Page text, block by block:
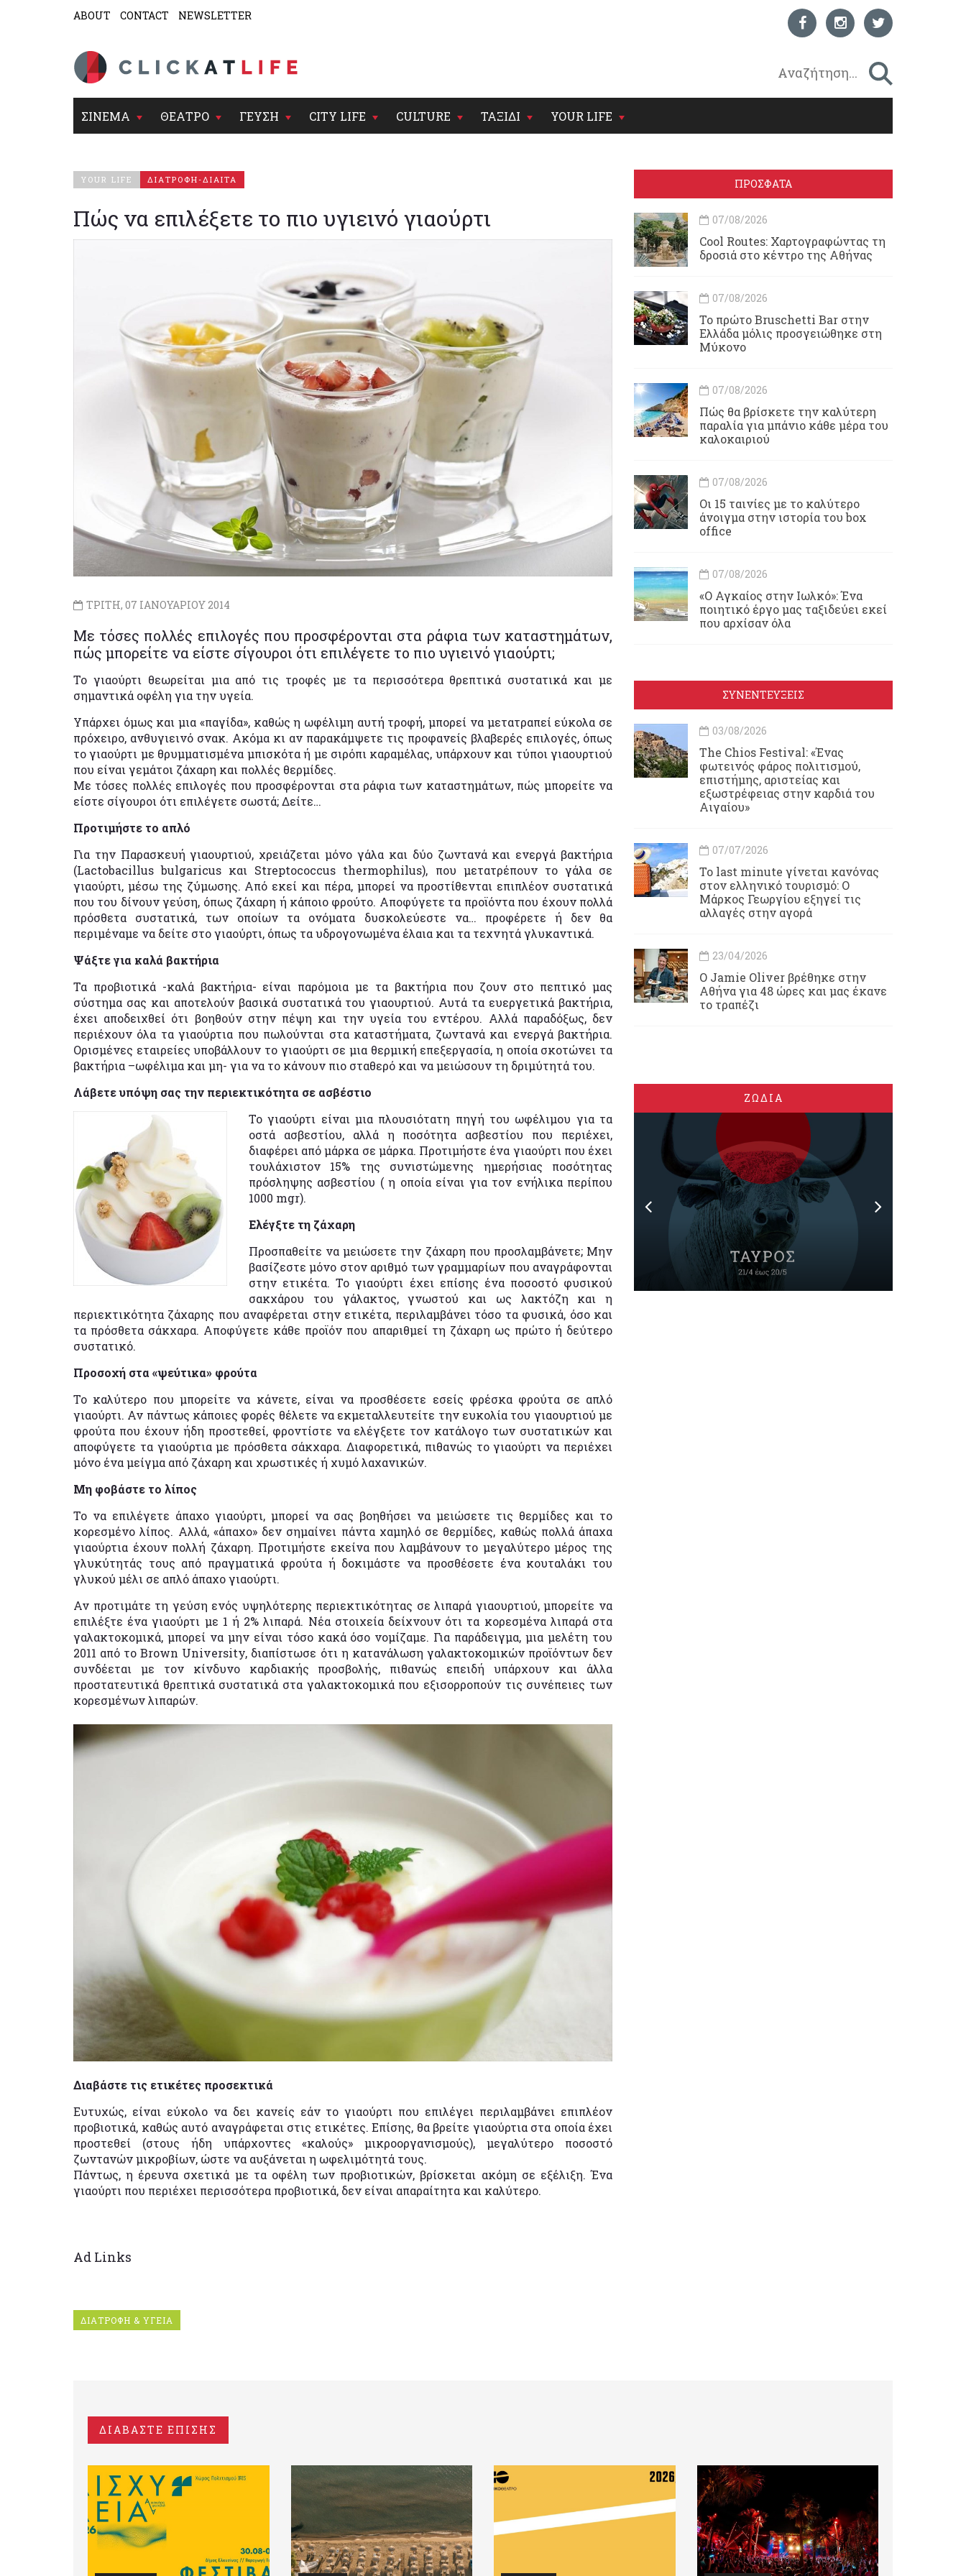
ABOUT CONTACT NEWSLETTER
ΣΙΝΕΜΑ ΘΕΑΤΡΟ ΓΕΥΣΗ CITY LIFE CULTURE ΤΑΞΙΔΙ YOUR LIFE
YOUR LIFE ΔΙΑΤΡΟΦΗ-ΔΙΑΙΤΑ
Πώς να επιλέξετε το πιο υγιεινό γιαούρτι
ΤΡΙΤΗ, 07 ΙΑΝΟΥΑΡΙΟΥ 2014
Με τόσες πολλές επιλογές που προσφέρονται στα ράφια των καταστημάτων,
πώς μπορείτε να είστε σίγουροι ότι επιλέγετε το πιο υγιεινό γιαούρτι;
Το γιαούρτι θεωρείται μια από τις τροφές με τα περισσότερα θρεπτικά συστατικά και με
σημαντικά οφέλη για την υγεία.
Υπάρχει όμως και μια «παγίδα», καθώς η ωφέλιμη αυτή τροφή, μπορεί να μετατραπεί εύκολα σε
πρόχειρο, ανθυγιεινό σνακ. Ακόμα κι αν παρακάμψετε τις προφανείς βλαβερές επιλογές, όπως
το γιαούρτι με θρυμματισμένα μπισκότα ή με σιρόπι καραμέλας, υπάρχουν και τύποι γιαουρτιού
που είναι γεμάτοι ζάχαρη και πολλές θερμίδες.
Με τόσες πολλές επιλογές που προσφέρονται στα ράφια των καταστημάτων, πώς μπορείτε να
είστε σίγουροι ότι επιλέγετε σωστά; Δείτε…
Προτιμήστε το απλό
Για την Παρασκευή γιαουρτιού, χρειάζεται μόνο γάλα και δύο ζωντανά και ενεργά βακτήρια
(Lactobacillus bulgaricus και Streptococcus thermophilus), που μετατρέπουν το γάλα σε
γιαούρτι, μέσω της ζύμωσης. Από εκεί και πέρα, μπορεί να προστίθενται επιπλέον συστατικά
που του δίνουν γεύση, όπως ζάχαρη ή κάποιο φρούτο. Αποφύγετε τα προϊόντα που έχουν πολλά
πρόσθετα συστατικά, των οποίων τα ονόματα δυσκολεύεστε να… προφέρετε ή δεν θα
περιμέναμε να δείτε στο γιαούρτι, όπως τα υδρογονωμένα έλαια και τα τεχνητά γλυκαντικά.
Ψάξτε για καλά βακτήρια
Τα προβιοτικά -καλά βακτήρια- είναι παρόμοια με τα βακτήρια που ζουν στο πεπτικό μας
σύστημα σας και αποτελούν βασικά συστατικά του γιαουρτιού. Αυτά τα ευεργετικά βακτήρια,
έχει αποδειχθεί ότι βοηθούν στην πέψη και την υγεία του εντέρου. Αλλά παραδόξως, δεν
περιέχουν όλα τα γιαούρτια που πωλούνται στα καταστήματα, ζωντανά και ενεργά βακτήρια.
Ορισμένες εταιρείες υποβάλλουν το γιαούρτι σε μια θερμική επεξεργασία, η οποία σκοτώνει τα
βακτήρια –ωφέλιμα και μη- για να το κάνουν πιο σταθερό και να μειώσουν τη δριμύτητά του.
Λάβετε υπόψη σας την περιεκτικότητα σε ασβέστιο
Το γιαούρτι είναι μια πλουσιότατη πηγή του ωφέλιμου για τα
οστά ασβεστίου, αλλά η ποσότητα ασβεστίου που περιέχει,
διαφέρει από μάρκα σε μάρκα. Προτιμήστε ένα γιαούρτι που έχει
τουλάχιστον 15% της συνιστώμενης ημερήσιας ποσότητας
πρόσληψης ασβεστίου ( η οποία είναι για τον ενήλικα περίπου
1000 mgr).
Ελέγξτε τη ζάχαρη
Προσπαθείτε να μειώσετε την ζάχαρη που προσλαμβάνετε; Μην
βασίζεστε μόνο στον αριθμό των γραμμαρίων που αναγράφονται
στην ετικέτα. Το γιαούρτι έχει επίσης ένα ποσοστό φυσικού
σακχάρου του γάλακτος, γνωστού και ως λακτόζη και η
περιεκτικότητα ζάχαρης που αναφέρεται στην ετικέτα, περιλαμβάνει τόσο τα φυσικά, όσο και
τα πρόσθετα σάκχαρα. Αποφύγετε κάθε προϊόν που απαριθμεί τη ζάχαρη ως πρώτο ή δεύτερο
συστατικό.
Προσοχή στα «ψεύτικα» φρούτα
Το καλύτερο που μπορείτε να κάνετε, είναι να προσθέσετε εσείς φρέσκα φρούτα σε απλό
γιαούρτι. Αν πάντως κάποιες φορές θέλετε να εκμεταλλευτείτε την ευκολία του γιαουρτιού με
φρούτα που έχουν ήδη προστεθεί, φροντίστε να ελέγξετε τον κατάλογο των συστατικών και
αποφύγετε τα γιαούρτια με πρόσθετα σάκχαρα. Διαφορετικά, πιθανώς το γιαούρτι να περιέχει
μόνο ένα μείγμα από ζάχαρη και χρωστικές ή χυμό λαχανικών.
Μη φοβάστε το λίπος
Το να επιλέγετε άπαχο γιαούρτι, μπορεί να σας βοηθήσει να μειώσετε τις θερμίδες και το
κορεσμένο λίπος. Αλλά, «άπαχο» δεν σημαίνει πάντα χαμηλό σε θερμίδες, καθώς πολλά άπαχα
γιαούρτια έχουν πολλή ζάχαρη. Προτιμήστε εκείνα που λαμβάνουν το μεγαλύτερο μέρος της
γλυκύτητάς τους από πραγματικά φρούτα ή δοκιμάστε να προσθέσετε ένα κουταλάκι του
γλυκού μέλι σε απλό άπαχο γιαούρτι.
Αν προτιμάτε τη γεύση ενός υψηλότερης περιεκτικότητας σε λιπαρά γιαουρτιού, μπορείτε να
επιλέξτε ένα γιαούρτι με 1 ή 2% λιπαρά. Νέα στοιχεία δείχνουν ότι τα κορεσμένα λιπαρά στα
γαλακτοκομικά, μπορεί να μην είναι τόσο κακά όσο νομίζαμε. Για παράδειγμα, μια μελέτη του
2011 από το Brown University, διαπίστωσε ότι η κατανάλωση γαλακτοκομικών προϊόντων δεν
συνδέεται με τον κίνδυνο καρδιακής προσβολής, πιθανώς επειδή υπάρχουν και άλλα
προστατευτικά θρεπτικά συστατικά στα γαλακτοκομικά που εξισορροπούν τις συνέπειες των
κορεσμένων λιπαρών.
Διαβάστε τις ετικέτες προσεκτικά
Ευτυχώς, είναι εύκολο να δει κανείς εάν το γιαούρτι που επιλέγει περιλαμβάνει επιπλέον
προβιοτικά, καθώς αυτό αναγράφεται στις ετικέτες. Επίσης, θα βρείτε γιαούρτια στα οποία έχει
προστεθεί (στους ήδη υπάρχοντες «καλούς» μικροοργανισμούς), μεγαλύτερο ποσοστό
ζωντανών μικροβίων, ώστε να αυξάνεται η ωφελιμότητά τους.
Πάντως, η έρευνα σχετικά με τα οφέλη των προβιοτικών, βρίσκεται ακόμη σε εξέλιξη. Ένα
γιαούρτι που περιέχει περισσότερα προβιοτικά, δεν είναι απαραίτητα και καλύτερο.
Ad Links
ΔΙΑΤΡΟΦΗ & ΥΓΕΙΑ
ΠΡΟΣΦΑΤΑ
07/08/2026
Cool Routes: Χαρτογραφώντας τη
δροσιά στο κέντρο της Αθήνας
07/08/2026
Το πρώτο Bruschetti Bar στην
Ελλάδα μόλις προσγειώθηκε στη
Μύκονο
07/08/2026
Πώς θα βρίσκετε την καλύτερη
παραλία για μπάνιο κάθε μέρα του
καλοκαιριού
07/08/2026
Οι 15 ταινίες με το καλύτερο
άνοιγμα στην ιστορία του box
office
07/08/2026
«Ο Αγκαίος στην Ιωλκό»: Ένα
ποιητικό έργο μας ταξιδεύει εκεί
που αρχίσαν όλα
ΣΥΝΕΝΤΕΥΞΕΙΣ
03/08/2026
Τhe Chios Festival: «Ένας
φωτεινός φάρος πολιτισμού,
επιστήμης, αριστείας και
εξωστρέφειας στην καρδιά του
Αιγαίου»
07/07/2026
Το last minute γίνεται κανόνας
στον ελληνικό τουρισμό: Ο
Μάρκος Γεωργίου εξηγεί τις
αλλαγές στην αγορά
23/04/2026
Ο Jamie Oliver βρέθηκε στην
Αθήνα για 48 ώρες και μας έκανε
το τραπέζι
ΖΩΔΙΑ
ΔΙΑΒΑΣΤΕ ΕΠΙΣΗΣ